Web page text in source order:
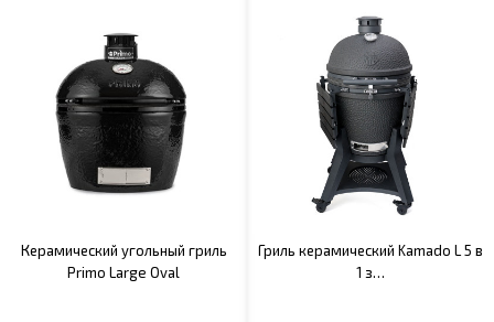
Керамический угольный гриль
Primo Large Oval
Гриль керамический Kamado L 5 в
1 з…